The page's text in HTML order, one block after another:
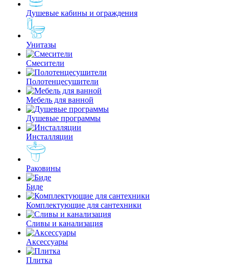
Душевые кабины и ограждения
Унитазы
Смесители
Полотенцесушители
Мебель для ванной
Душевые программы
Инсталляции
Раковины
Биде
Комплектующие для сантехники
Сливы и канализация
Аксессуары
Плитка